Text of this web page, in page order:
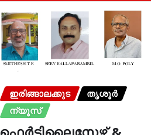
ഇരിങ്ങാലക്കുട
തൃശൂർ
ന്യൂസ്